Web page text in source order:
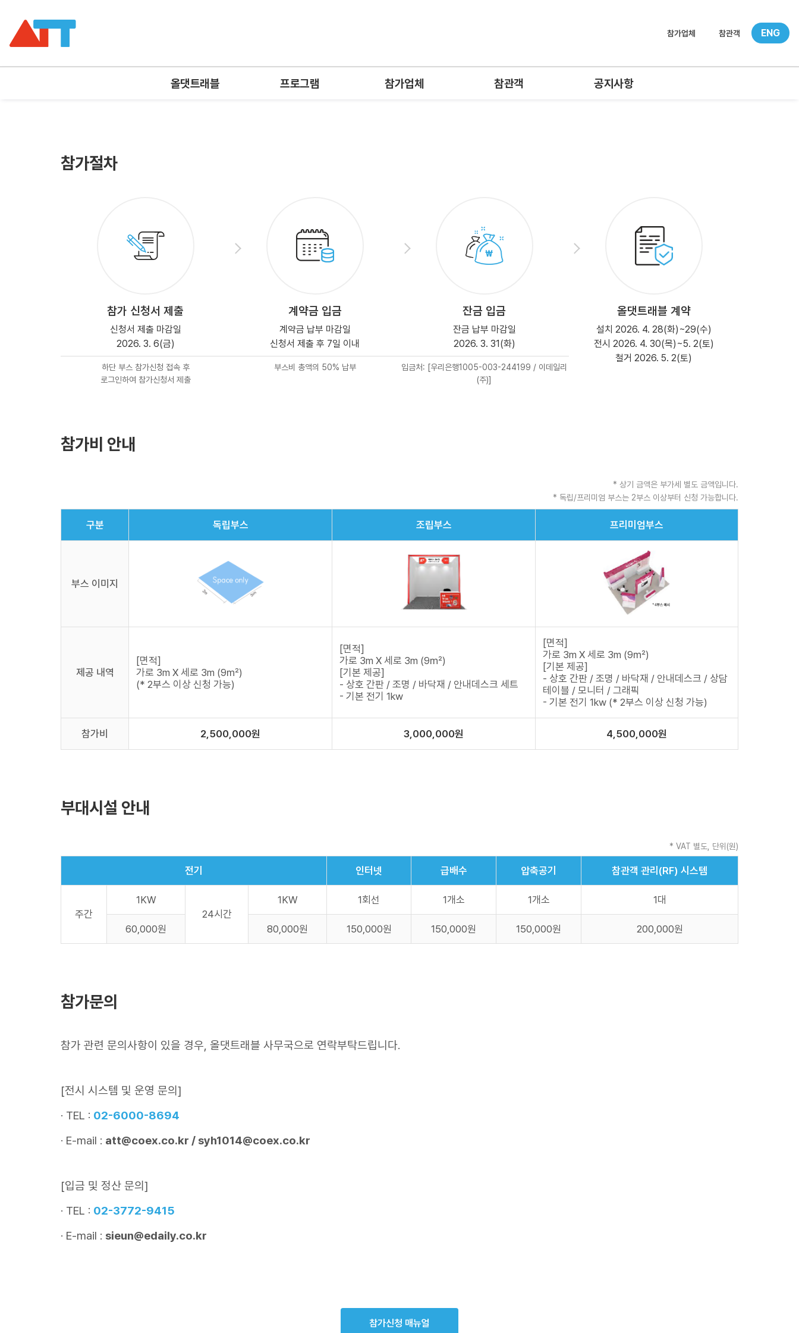
참가업체 참관객 ENG
올댓트래블 프로그램 참가업체 참관객 공지사항
참가절차
참가 신청서 제출
신청서 제출 마감일
2026. 3. 6(금)
하단 부스 참가신청 접속 후
로그인하여 참가신청서 제출
계약금 입금
계약금 납부 마감일
신청서 제출 후 7일 이내
부스비 총액의 50% 납부
잔금 입금
잔금 납부 마감일
2026. 3. 31(화)
입금처: [우리은행1005-003-244199 / 이데일리
(주)]
올댓트래블 계약
설치 2026. 4. 28(화)~29(수)
전시 2026. 4. 30(목)~5. 2(토)
철거 2026. 5. 2(토)
참가비 안내
* 상기 금액은 부가세 별도 금액입니다.
* 독립/프리미엄 부스는 2부스 이상부터 신청 가능합니다.
구분 독립부스 조립부스 프리미엄부스
부스 이미지
제공 내역
[면적]
가로 3m X 세로 3m (9㎡)
(* 2부스 이상 신청 가능)
[면적]
가로 3m X 세로 3m (9㎡)
[기본 제공]
- 상호 간판 / 조명 / 바닥재 / 안내데스크 세트
- 기본 전기 1kw
[면적]
가로 3m X 세로 3m (9㎡)
[기본 제공]
- 상호 간판 / 조명 / 바닥재 / 안내데스크 / 상담
테이블 / 모니터 / 그래픽
- 기본 전기 1kw (* 2부스 이상 신청 가능)
참가비 2,500,000원 3,000,000원 4,500,000원
부대시설 안내
* VAT 별도, 단위(원)
전기 인터넷 급배수 압축공기 참관객 관리(RF) 시스템
주간
1KW
24시간
1KW 1회선 1개소 1개소 1대
60,000원 80,000원 150,000원 150,000원 150,000원 200,000원
참가문의
참가 관련 문의사항이 있을 경우, 올댓트래블 사무국으로 연락부탁드립니다.
[전시 시스템 및 운영 문의]
· TEL : 02-6000-8694
· E-mail : att@coex.co.kr / syh1014@coex.co.kr
[입금 및 정산 문의]
· TEL : 02-3772-9415
· E-mail : sieun@edaily.co.kr
참가신청 매뉴얼